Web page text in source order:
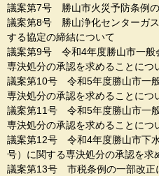
議案第7号 勝山市火災予防条例
議案第8号 勝山浄化センターガ
する協定の締結について
議案第9号 令和4年度勝山市一般
専決処分の承認を求めることにつ
議案第10号 令和5年度勝山市一
専決処分の承認を求めることにつ
議案第11号 令和5年度勝山市一
専決処分の承認を求めることにつ
議案第12号 令和4年度勝山市下
号）に関する専決処分の承認を求
議案第13号 市税条例の一部改正